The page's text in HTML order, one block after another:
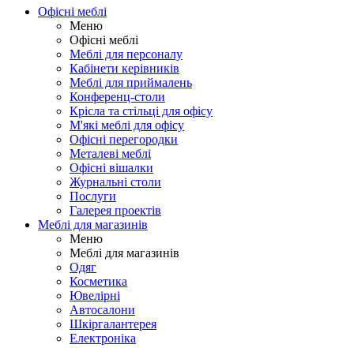
Офісні меблі
Меню
Офісні меблі
Меблі для персоналу
Кабінети керівників
Меблі для приймалень
Конференц-столи
Крісла та стільці для офісу
М'які меблі для офісу
Офісні перегородки
Металеві меблі
Офісні вішалки
Журнальні столи
Послуги
Галерея проектів
Меблі для магазинів
Меню
Меблі для магазинів
Одяг
Косметика
Ювелірні
Автосалони
Шкіргалантерея
Електроніка